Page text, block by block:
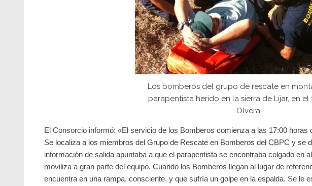
Los bomberos del grupo de rescate en
parapentista herido en la sierra de Líjar, en
Olvera.
El Consorcio informó: «El servicio de los Bomberos comienza a las 17:00 horas
Se localiza a los miembros del Grupo de Rescate en Bomberos del CBPC y se
información de salida apuntaba a que el parapentista se encontraba colgado en
moviliza a gran parte del equipo. Cuando los Bomberos llegan al lugar de
encuentra en una rampa, consciente, y que sufría un golpe en la espalda. Se le